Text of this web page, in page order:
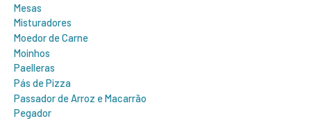
Mesas
Misturadores
Moedor de Carne
Moinhos
Paelleras
Pás de Pizza
Passador de Arroz e Macarrão
Pegador